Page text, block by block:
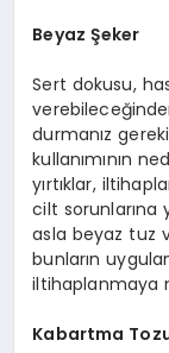
Beyaz Şeker
Sert dokusu,
durmanız
kullanımının
yırtıklar,
cilt sorunlarına
asla beyaz tuz
bunların
iltihaplanmaya
Kabartma